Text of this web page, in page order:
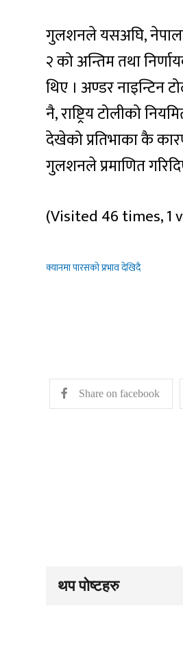
गुलशनले यसअघि,
२ को अन्तिम तथा
थिए । अण्डर नाइन्टिन
नै, राष्ट्रिय टोलीको
देखेको प्रतिभाका कै
गुलशनले प्रमाणित
(Visited 46 times, 1
क्यानमा पारसको प्रभाव देखिदै
Share on facebook
थप पोष्टहरु